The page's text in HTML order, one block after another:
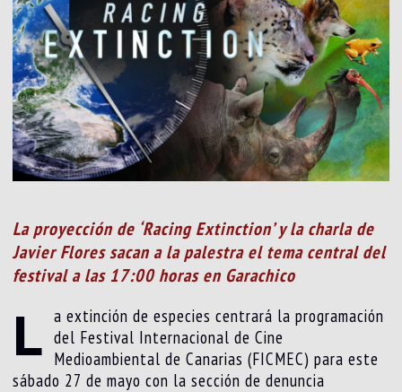
La proyección de ‘Racing Extinction’ y la charla de
Javier Flores sacan a la palestra el tema central del
festival a las 17:00 horas en Garachico
L a extinción de especies centrará la programación
del Festival Internacional de Cine
Medioambiental de Canarias (FICMEC) para este
sábado 27 de mayo con la sección de denuncia